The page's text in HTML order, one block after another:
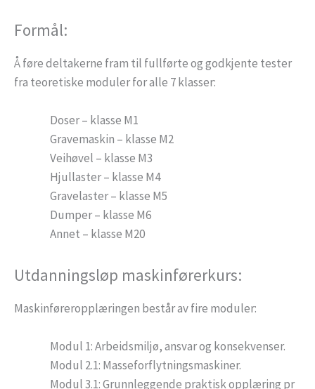
Formål:
Å føre deltakerne fram til fullførte og godkjente tester
fra teoretiske moduler for alle 7 klasser:
Doser – klasse M1
Gravemaskin – klasse M2
Veihøvel – klasse M3
Hjullaster – klasse M4
Gravelaster – klasse M5
Dumper – klasse M6
Annet – klasse M20
Utdanningsløp maskinførerkurs:
Maskinføreropplæringen består av fire moduler:
Modul 1: Arbeidsmiljø, ansvar og konsekvenser.
Modul 2.1: Masseforflytningsmaskiner.
Modul 3.1: Grunnleggende praktisk opplæring pr